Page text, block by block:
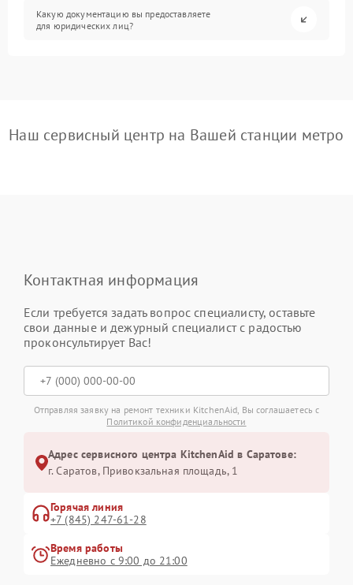
Какую документацию вы предоставляете
для юридических лиц?
Наш сервисный центр на Вашей станции метро
Контактная информация
Если требуется задать вопрос специалисту, оставьте
свои данные и дежурный специалист с радостью
проконсультирует Вас!
Отправляя заявку на ремонт техники KitchenAid, Вы соглашаетесь с
Политикой конфиденциальности
Адрес сервисного центра KitchenAid в Саратове:
г. Саратов, Привокзальная площадь, 1
Горячая линия
+7 (845) 247-61-28
Время работы
Ежедневно с 9:00 до 21:00